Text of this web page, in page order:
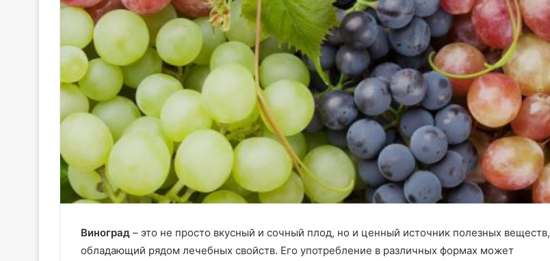
Виноград – это не просто вкусный и сочный плод, но и ценный источник полезных веществ,
обладающий рядом лечебных свойств. Его употребление в различных формах может